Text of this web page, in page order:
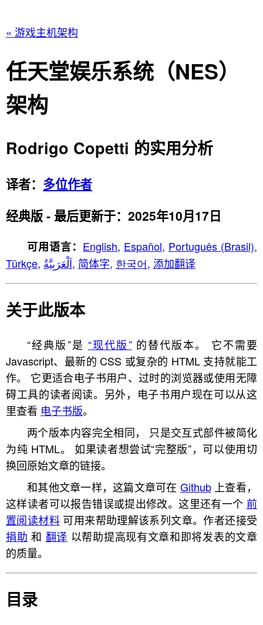
« 游戏主机架构
任天堂娱乐系统（NES）
架构
Rodrigo Copetti 的实用分析
译者： 多位作者
经典版 - 最后更新于：2025年10月17日
可用语言： English, Español, Português (Brasil),
Türkçe,
اَلْعَرَبِيَّةُ, 简体字, 한국어, 添加翻译
关于此版本
“经典版”是 “现代版”的替代版本。 它不需要
Javascript、最新的 CSS 或复杂的 HTML 支持就能工
作。 它更适合电子书用户、过时的浏览器或使用无障
碍工具的读者阅读。另外，电子书用户现在可以从这
里查看 电子书版。
两个版本内容完全相同， 只是交互式部件被简化
为纯 HTML。 如果读者想尝试“完整版”，可以使用切
换回原始文章的链接。
和其他文章一样，这篇文章可在 Github上查看，
这样读者可以报告错误或提出修改。这里还有一个 前
置阅读材料可用来帮助理解该系列文章。作者还接受
捐助 和 翻译 以帮助提高现有文章和即将发表的文章
的质量。
目录